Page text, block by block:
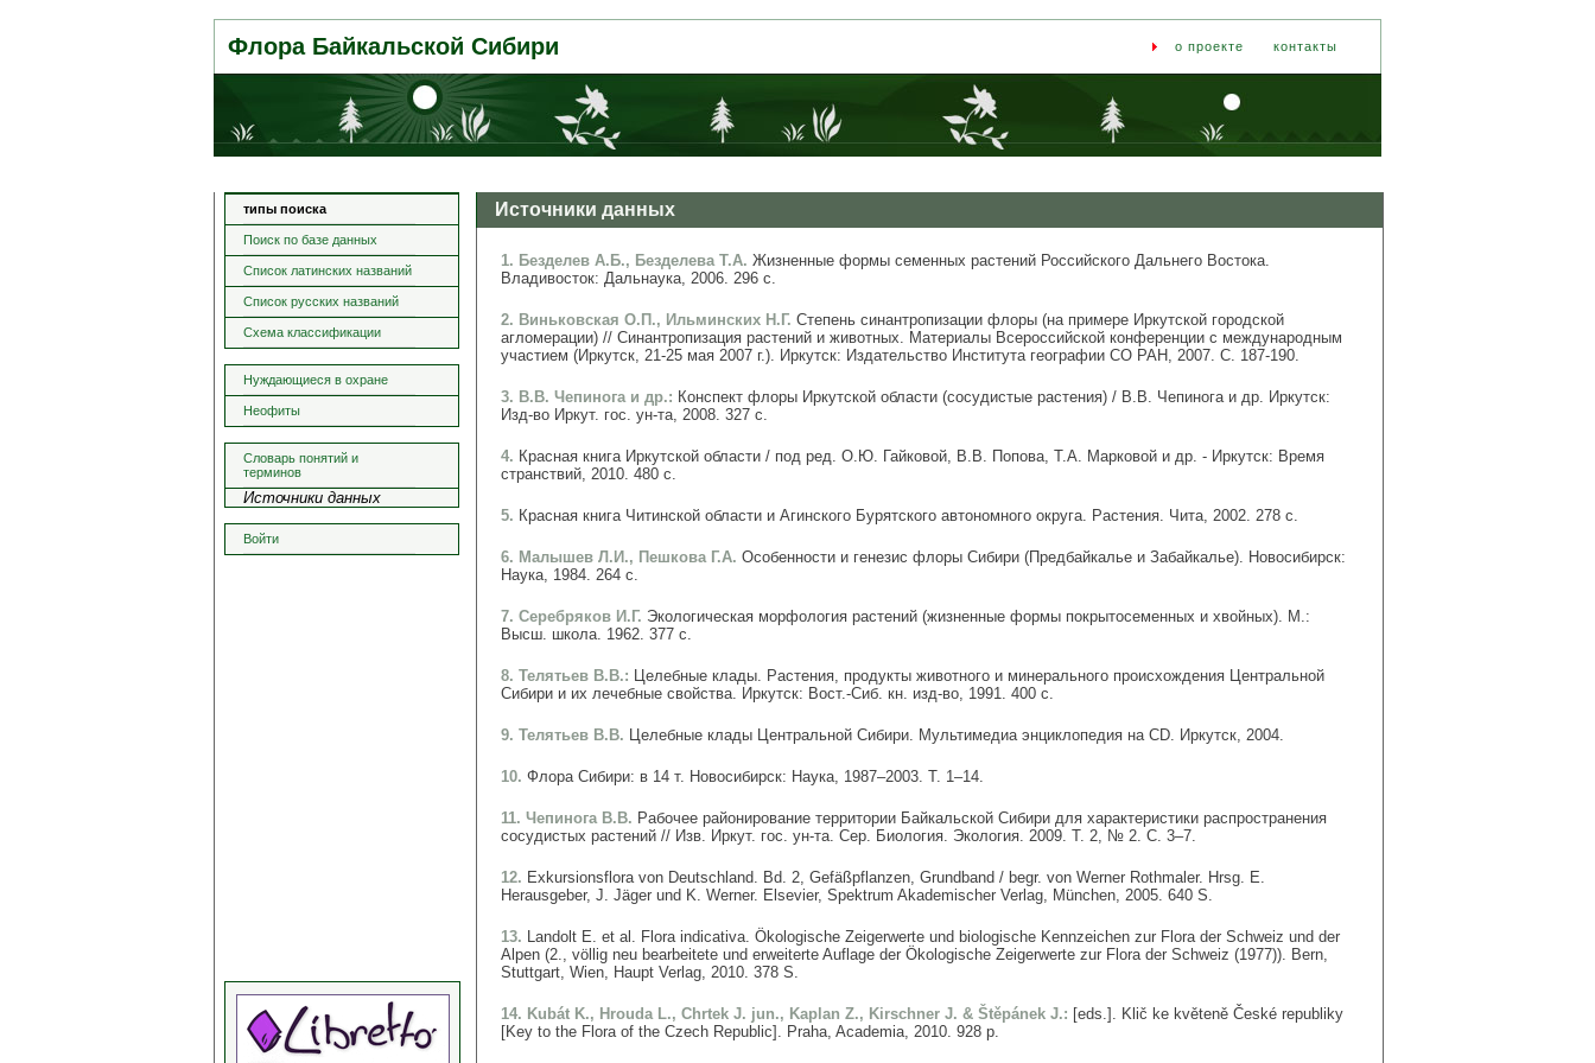
Флора Байкальской Сибири о проекте контакты
типы поиска
Поиск по базе данных
Список латинских названий
Список русских названий
Схема классификации
Нуждающиеся в охране
Неофиты
Словарь понятий и
терминов
Источники данных
Войти
Источники данных
1. Безделев А.Б., Безделева Т.А. Жизненные формы семенных растений Российского Дальнего Востока.
Владивосток: Дальнаука, 2006. 296 с.
2. Виньковская О.П., Ильминских Н.Г. Степень синантропизации флоры (на примере Иркутской городской
агломерации) // Синантропизация растений и животных. Материалы Всероссийской конференции с международным
участием (Иркутск, 21-25 мая 2007 г.). Иркутск: Издательство Института географии СО РАН, 2007. С. 187-190.
3. В.В. Чепинога и др.: Конспект флоры Иркутской области (сосудистые растения) / В.В. Чепинога и др. Иркутск:
Изд-во Иркут. гос. ун-та, 2008. 327 с.
4. Красная книга Иркутской области / под ред. О.Ю. Гайковой, В.В. Попова, Т.А. Марковой и др. - Иркутск: Время
странствий, 2010. 480 с.
5. Красная книга Читинской области и Агинского Бурятского автономного округа. Растения. Чита, 2002. 278 с.
6. Малышев Л.И., Пешкова Г.А. Особенности и генезис флоры Сибири (Предбайкалье и Забайкалье). Новосибирск:
Наука, 1984. 264 с.
7. Серебряков И.Г. Экологическая морфология растений (жизненные формы покрытосеменных и хвойных). М.:
Высш. школа. 1962. 377 с.
8. Телятьев В.В.: Целебные клады. Растения, продукты животного и минерального происхождения Центральной
Сибири и их лечебные свойства. Иркутск: Вост.-Сиб. кн. изд-во, 1991. 400 с.
9. Телятьев В.В. Целебные клады Центральной Сибири. Мультимедиа энциклопедия на CD. Иркутск, 2004.
10. Флора Сибири: в 14 т. Новосибирск: Наука, 1987–2003. Т. 1–14.
11. Чепинога В.В. Рабочее районирование территории Байкальской Сибири для характеристики распространения
сосудистых растений // Изв. Иркут. гос. ун-та. Сер. Биология. Экология. 2009. Т. 2, № 2. С. 3–7.
12. Exkursionsflora von Deutschland. Bd. 2, Gefäßpflanzen, Grundband / begr. von Werner Rothmaler. Hrsg. E.
Herausgeber, J. Jäger und K. Werner. Elsevier, Spektrum Akademischer Verlag, München, 2005. 640 S.
13. Landolt E. et al. Flora indicativa. Ökologische Zeigerwerte und biologische Kennzeichen zur Flora der Schweiz und der
Alpen (2., völlig neu bearbeitete und erweiterte Auflage der Ökologische Zeigerwerte zur Flora der Schweiz (1977)). Bern,
Stuttgart, Wien, Haupt Verlag, 2010. 378 S.
14. Kubát K., Hrouda L., Chrtek J. jun., Kaplan Z., Kirschner J. & Štěpánek J.: [eds.]. Klič ke květeně České republiky
[Key to the Flora of the Czech Republic]. Praha, Academia, 2010. 928 p.